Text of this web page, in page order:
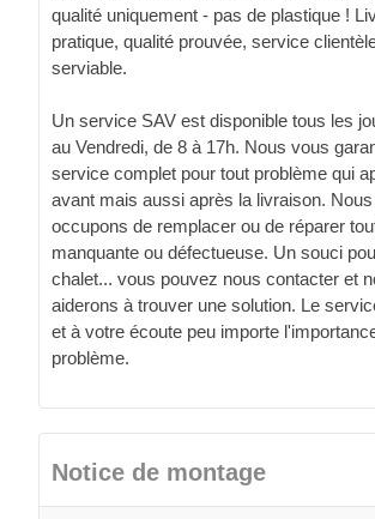
qualité uniquement - pas de plastique !
pratique, qualité prouvée, service
serviable.
Un service SAV est disponible tous les
au Vendredi, de 8 à 17h. Nous vous
service complet pour tout problème qui
avant mais aussi après la livraison.
occupons de remplacer ou de réparer
manquante ou défectueuse. Un souci
chalet... vous pouvez nous contacter et
aiderons à trouver une solution. Le
et à votre écoute peu importe
problème.
Notice de montage